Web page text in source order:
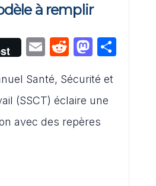
à remplir
E
ai
l
R
d
di
t
M
st
o
d
Santé, Sécurité et
(SSCT) éclaire une
avec des repères